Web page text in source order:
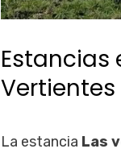
Estancias
Vertientes
La estancia Las